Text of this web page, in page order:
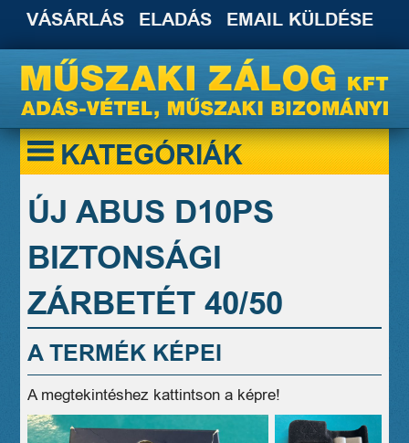
VÁSÁRLÁS ELADÁS EMAIL KÜLDÉSE
KATEGÓRIÁK
ÚJ ABUS D10PS
BIZTONSÁGI
ZÁRBETÉT 40/50
A TERMÉK KÉPEI
A megtekintéshez kattintson a képre!